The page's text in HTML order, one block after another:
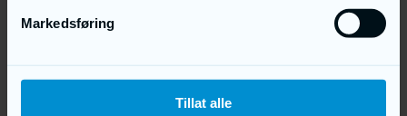
Markedsføring
Tillat alle
NR 18
GULVBELEGG: